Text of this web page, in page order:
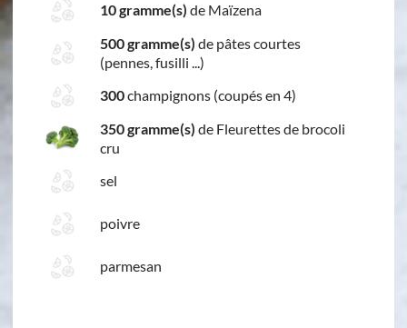
10 gramme(s) de Maïzena
500 gramme(s) de pâtes courtes
(pennes, fusilli ...)
300champignons (coupés en 4)
350 gramme(s) de Fleurettes de brocoli
cru
sel
poivre
parmesan